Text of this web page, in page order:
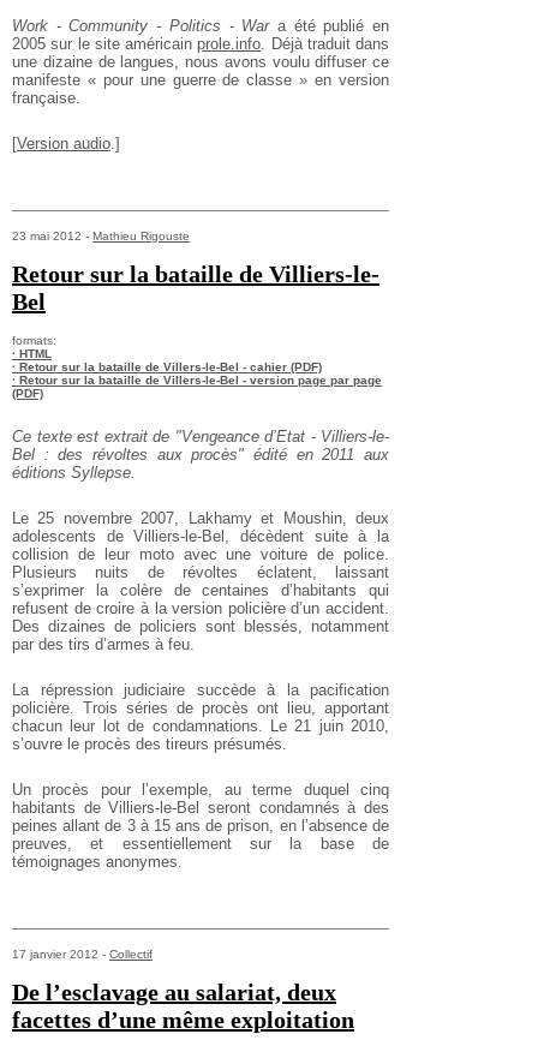
Work - Community - Politics - Wara été publié en
2005 sur le site américainprole.info. Déjà traduit dans
une dizaine de langues, nous avons voulu diffuser ce
manifeste « pour une guerre de classe » en version
française.
[Version audio.]
23 mai 2012 - Mathieu Rigouste
Retour sur la bataille de Villiers-le-
Bel
formats:
· HTML
· Retour sur la bataille de Villers-le-Bel - cahier (PDF)
· Retour sur la bataille de Villers-le-Bel - version page par page
(PDF)
Ce texte est extrait de "Vengeance d’Etat - Villiers-le-
Bel : des révoltes aux procès" édité en 2011 aux
éditions Syllepse.
Le 25 novembre 2007, Lakhamy et Moushin, deux
adolescents de Villiers-le-Bel, décèdent suite à la
collision de leur moto avec une voiture de police.
Plusieurs nuits de révoltes éclatent, laissant
s’exprimer la colère de centaines d’habitants qui
refusent de croire à la version policière d’un accident.
Des dizaines de policiers sont blessés, notamment
par des tirs d’armes à feu.
La répression judiciaire succède à la pacification
policière. Trois séries de procès ont lieu, apportant
chacun leur lot de condamnations. Le 21 juin 2010,
s’ouvre le procès des tireurs présumés.
Un procès pour l’exemple, au terme duquel cinq
habitants de Villiers-le-Bel seront condamnés à des
peines allant de 3 à 15 ans de prison, en l’absence de
preuves, et essentiellement sur la base de
témoignages anonymes.
17 janvier 2012 - Collectif
De l’esclavage au salariat, deux
facettes d’une même exploitation